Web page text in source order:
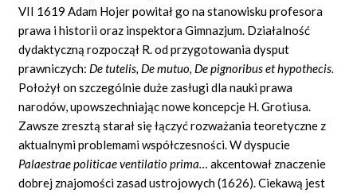
VII 1619 Adam Hojer powitał go na stanowisku profesora
prawa i historii oraz inspektora Gimnazjum. Działalność
dydaktyczną rozpoczął R. od przygotowania dysput
prawniczych: De tutelis, De mutuo, De pignoribus et hypothecis.
Położył on szczególnie duże zasługi dla nauki prawa
narodów, upowszechniając nowe koncepcje H. Grotiusa.
Zawsze zresztą starał się łączyć rozważania teoretyczne z
aktualnymi problemami współczesności. W dyspucie
Palaestrae politicaeventilatioprima…akcentował znaczenie
dobrej znajomości zasad ustrojowych (1626). Ciekawą jest